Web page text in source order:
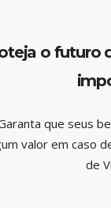
o futuro
que seus
valor em caso
de